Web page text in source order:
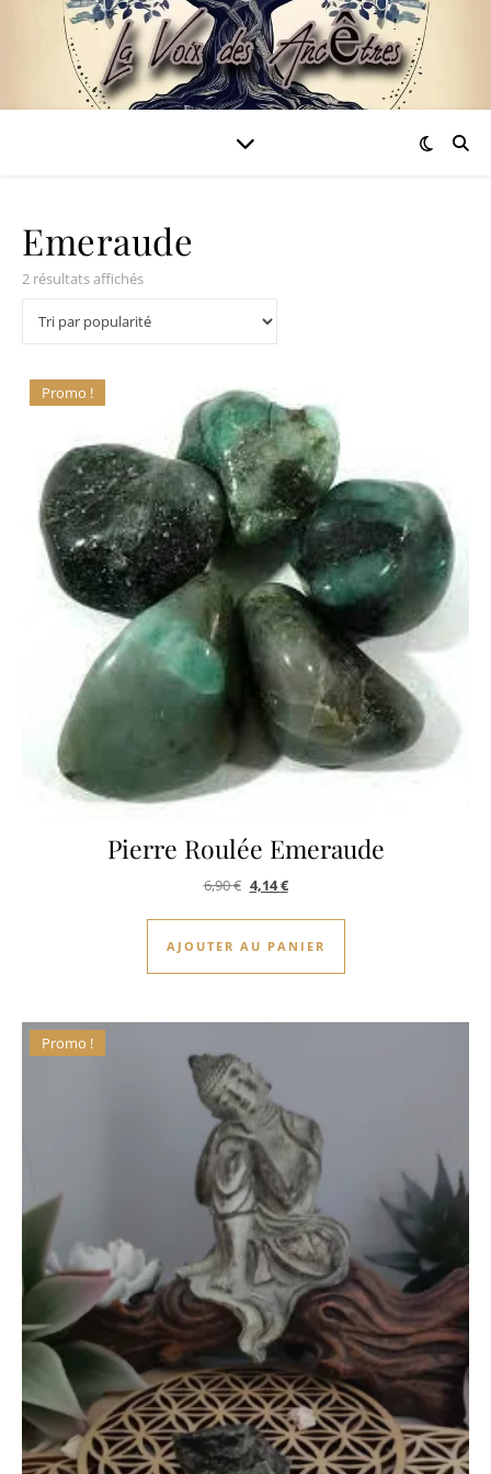
Emeraude
2 résultats affichésTrié par popularité
Promo !
Pierre Roulée Emeraude
6,90€ Le prix initial était : 6,90 €.
4,14€Le prix actuel est : 4,14 €.
AJOUTER AU PANIER
Promo !